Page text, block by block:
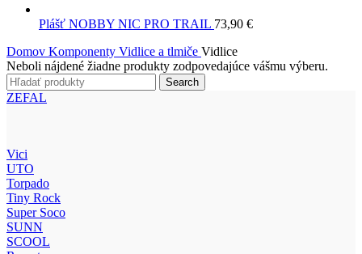
Plášť NOBBY NIC PRO TRAIL 73,90 €
Domov Komponenty Vidlice a tlmiče Vidlice
Neboli nájdené žiadne produkty zodpovedajúce vášmu výberu.
Search
ZEFAL
Vici
UTO
Torpado
Tiny Rock
Super Soco
SUNN
SCOOL